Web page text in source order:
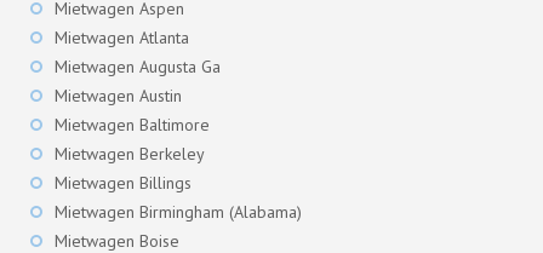
Mietwagen Aspen
Mietwagen Atlanta
Mietwagen Augusta Ga
Mietwagen Austin
Mietwagen Baltimore
Mietwagen Berkeley
Mietwagen Billings
Mietwagen Birmingham (Alabama)
Mietwagen Boise